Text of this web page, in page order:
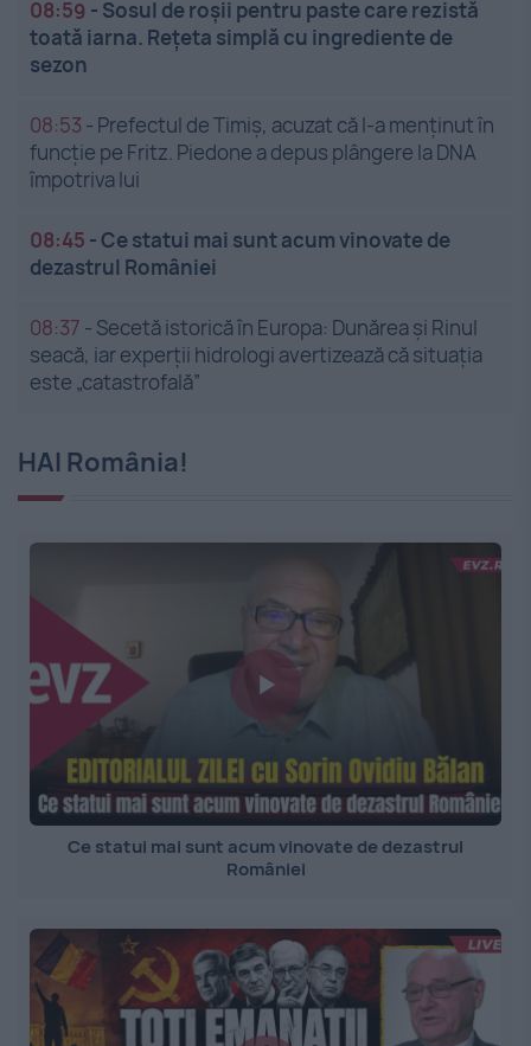
08:59 - Sosul de roșii pentru paste care rezistă
toată iarna. Rețeta simplă cu ingrediente de
sezon
08:53 - Prefectul de Timiș, acuzat că l-a menținut în
funcție pe Fritz. Piedone a depus plângere la DNA
împotriva lui
08:45 -Ce statui mai sunt acum vinovate de
dezastrul României
08:37 - Secetă istorică în Europa: Dunărea și Rinul
seacă, iar experții hidrologi avertizează că situația
este „catastrofală”
HAI România!
Ce statui mai sunt acum vinovate de dezastrul
României